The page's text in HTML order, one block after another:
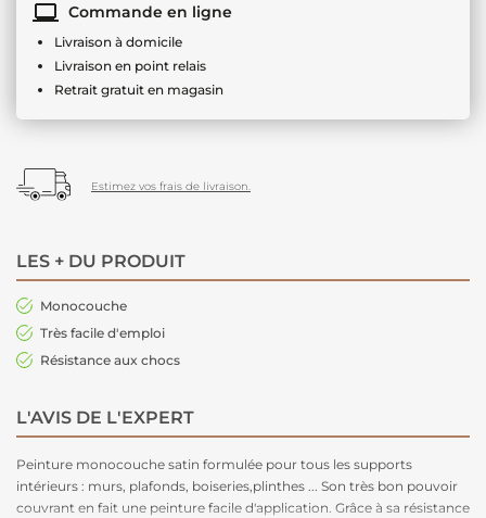
Commande en ligne
Livraison à domicile
Livraison en point relais
Retrait gratuit en magasin
Estimez vos frais de livraison.
LES + DU PRODUIT
Monocouche
Très facile d'emploi
Résistance aux chocs
L'AVIS DE L'EXPERT
Peinture monocouche satin formulée pour tous les supports
intérieurs : murs, plafonds, boiseries,plinthes ... Son très bon pouvoir
couvrant en fait une peinture facile d'application. Grâce à sa résistance